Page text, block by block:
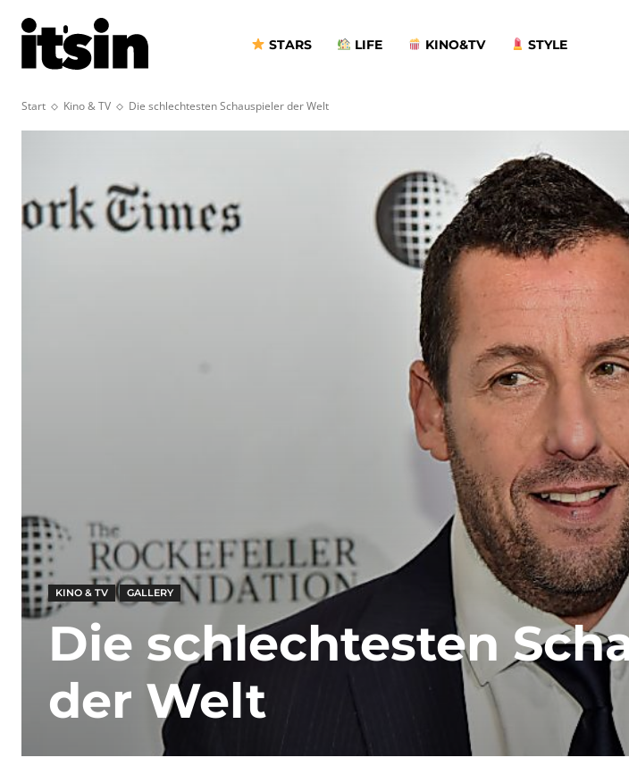
STARS LIFE KINO&TV STYLE
Start Kino & TV Die schlechtesten Schauspieler der Welt
KINO & TV GALLERY
Die schlechtesten
der Welt